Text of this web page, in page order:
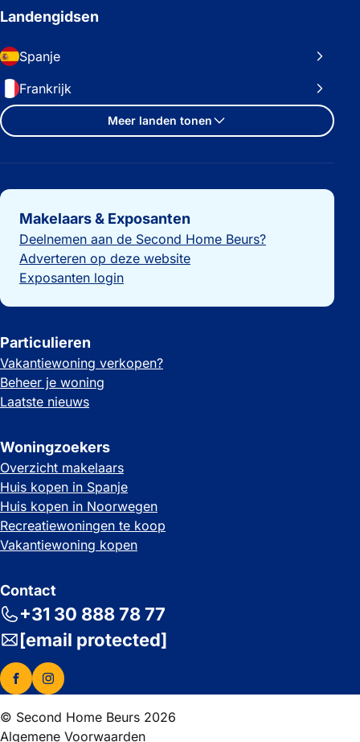
Landengidsen
Spanje
Frankrijk
Meer landen tonen
Belangrijke links
Makelaars & Exposanten
Deelnemen aan de Second Home Beurs?
Adverteren op deze website
Exposanten login
Particulieren
Vakantiewoning verkopen?
Beheer je woning
Laatste nieuws
Woningzoekers
Overzicht makelaars
Huis kopen in Spanje
Huis kopen in Noorwegen
Recreatiewoningen te koop
Vakantiewoning kopen
Contact
+31 30 888 78 77
[email protected]
© Second Home Beurs 2026
Algemene Voorwaarden